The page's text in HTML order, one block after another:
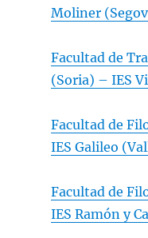
Moliner
Facultad de
(Soria) – IES
Facultad de
IES Galileo
Facultad de
IES Ramón y